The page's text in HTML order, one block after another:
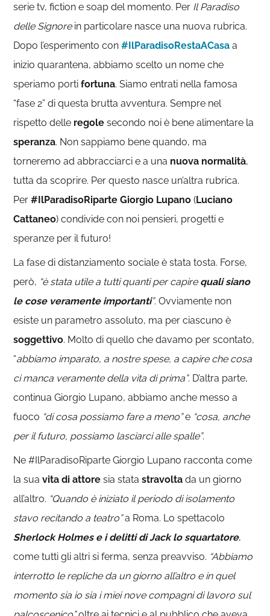
serie tv, fiction e soap del momento. Per Il Paradiso
delle Signorein particolare nasce una nuova rubrica.
Dopo l’esperimento con#IlParadisoRestaACasa a
inizio quarantena, abbiamo scelto un nome che
speriamo portifortuna. Siamo entrati nella famosa
“fase 2” di questa brutta avventura. Sempre nel
rispetto delle regole secondo noi è bene alimentare la
speranza. Non sappiamo bene quando, ma
torneremo ad abbracciarci e a una nuova normalità,
tutta da scoprire. Per questo nasce un’altra rubrica.
Per#IlParadisoRiparte Giorgio Lupano(Luciano
Cattaneo) condivide con noi pensieri, progetti e
speranze per il futuro!
La fase di distanziamento sociale è stata tosta. Forse,
però, “è stata utile a tutti quanti per capire quali siano
le cose veramente importanti”. Ovviamente non
esiste un parametro assoluto, ma per ciascuno è
soggettivo. Molto di quello che davamo per scontato,
“abbiamo imparato, a nostre spese, a capire che cosa
ci manca veramente della vita di prima”. D’altra parte,
continua Giorgio Lupano, abbiamo anche messo a
fuoco “di cosa possiamo fare a meno”e “cosa, anche
per il futuro, possiamo lasciarci alle spalle”.
Ne #IlParadisoRiparte Giorgio Lupano racconta come
la suavita di attore sia statastravolta da un giorno
all’altro. “Quando è iniziato il periodo di isolamento
stavo recitando a teatro”a Roma. Lo spettacolo
Sherlock Holmes e i delitti di Jack lo squartatore,
come tutti gli altri si ferma, senza preavviso. “Abbiamo
interrotto le repliche da un giorno all’altro e in quel
momento sia io sia i miei nove compagni di lavoro sul